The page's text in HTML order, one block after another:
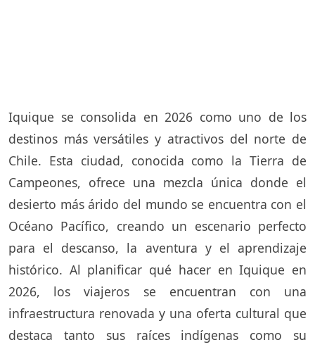
Iquique se consolida en 2026 como uno de los
destinos más versátiles y atractivos del norte de
Chile. Esta ciudad, conocida como la Tierra de
Campeones, ofrece una mezcla única donde el
desierto más árido del mundo se encuentra con el
Océano Pacífico, creando un escenario perfecto
para el descanso, la aventura y el aprendizaje
histórico. Al planificar qué hacer en Iquique en
2026, los viajeros se encuentran con una
infraestructura renovada y una oferta cultural que
destaca tanto sus raíces indígenas como su